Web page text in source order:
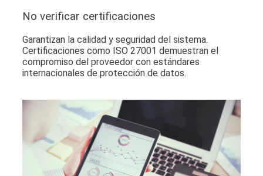
No verificar certificaciones
Garantizan la calidad y seguridad del sistema.
Certificaciones como ISO 27001 demuestran el
compromiso del proveedor con estándares
internacionales de protección de datos.